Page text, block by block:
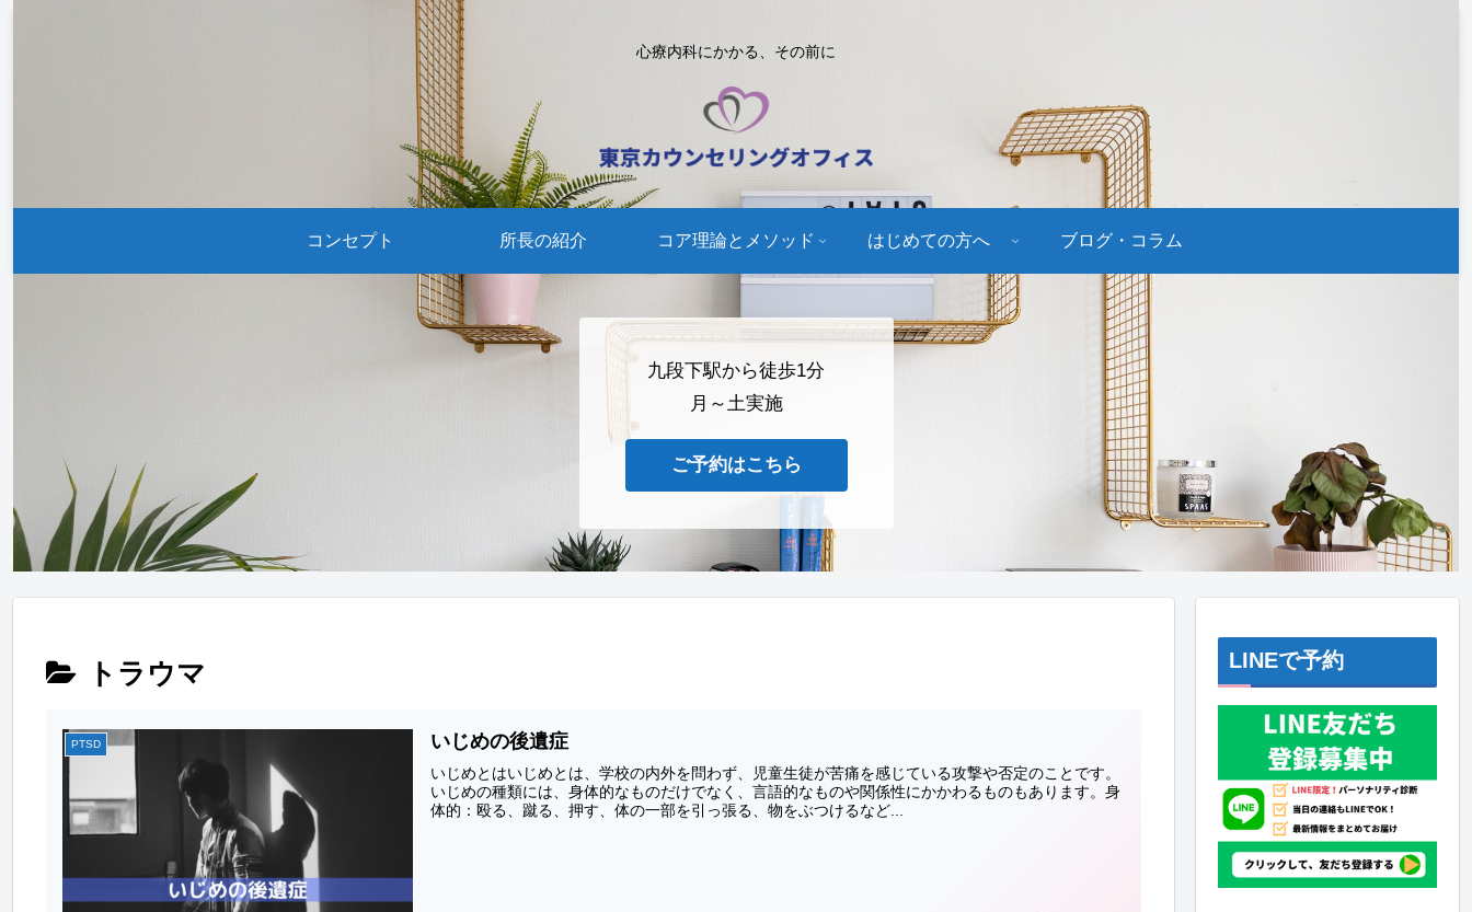
心療内科にかかる、その前に
コンセプト 所長の紹介 コア理論とメソッド はじめての方へ ブログ・コラム
九段下駅から徒歩1分
月～土実施
ご予約はこちら
トラウマ
PTSD いじめの後遺症
いじめとはいじめとは、学校の内外を問わず、児童生徒が苦痛を感じている攻撃や否定のことです。
いじめの種類には、身体的なものだけでなく、言語的なものや関係性にかかわるものもあります。身
体的：殴る、蹴る、押す、体の一部を引っ張る、物をぶつけるなど...
LINEで予約